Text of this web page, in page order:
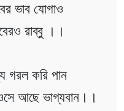
ভাব যোগাও
রাব্বু ।।
গরল করি পান
ওসে আছে ভাগ্যবান।।